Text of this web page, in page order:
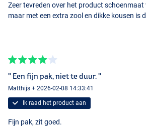
Cleated Sole
Zeer tevreden over het product
maar met een extra zool en dikke kousen is
" Een fijn pak, niet te duur. "
Matthijs + 2026-02-08 14:33:41
Ik raad het product aan
Fijn pak, zit goed.